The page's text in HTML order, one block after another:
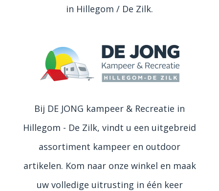
in Hillegom / De Zilk.
Bij DE JONG kampeer & Recreatie in
Hillegom - De Zilk, vindt u een uitgebreid
assortiment kampeer en outdoor
artikelen. Kom naar onze winkel en maak
uw volledige uitrusting in één keer